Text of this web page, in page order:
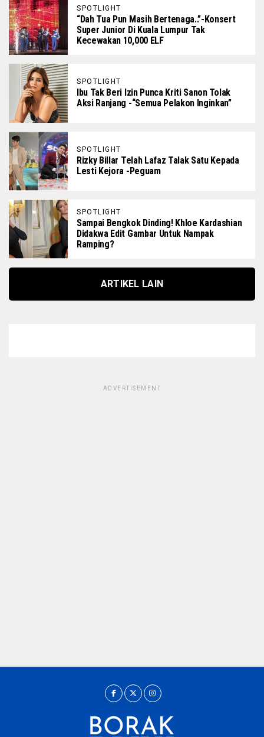
SPOTLIGHT
“Dah Tua Pun Masih Bertenaga..”-Konsert
Super Junior Di Kuala Lumpur Tak
Kecewakan 10,000 ELF
SPOTLIGHT
Ibu Tak Beri Izin Punca Kriti Sanon Tolak
Aksi Ranjang -“Semua Pelakon Inginkan”
SPOTLIGHT
Rizky Billar Telah Lafaz Talak Satu Kepada
Lesti Kejora -Peguam
SPOTLIGHT
Sampai Bengkok Dinding! Khloe Kardashian
Didakwa Edit Gambar Untuk Nampak
Ramping?
ARTIKEL LAIN
ADVERTISEMENT